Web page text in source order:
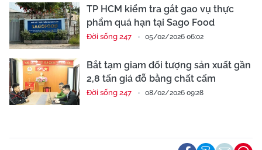
TP HCM kiểm tra gắt gao vụ thực
phẩm quá hạn tại Sago Food
Đời sống 247 05/02/2026 06:02
Bắt tạm giam đối tượng sản xuất gần
2,8 tấn giá đỗ bằng chất cấm
Đời sống 247 08/02/2026 09:28